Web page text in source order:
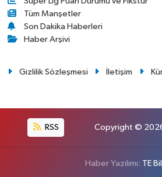
Tüm Manşetler
Son Dakika Haberleri
Haber Arşivi
Gizlilik Sözleşmesi İletişim
RSS Copyright © 2026.
Haber Yazılımı: TE